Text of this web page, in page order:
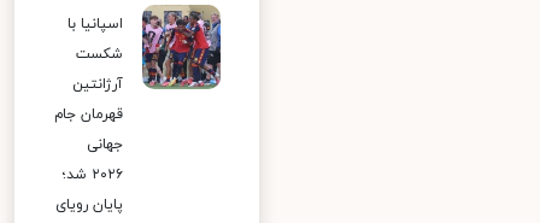
اسپانیا با
شکست
آرژانتین
قهرمان جام
جهانی
۲۰۲۶ شد؛
پایان رویای